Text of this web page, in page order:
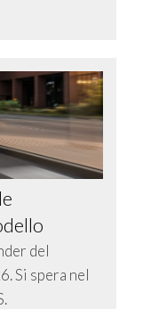
del
Si spera nel